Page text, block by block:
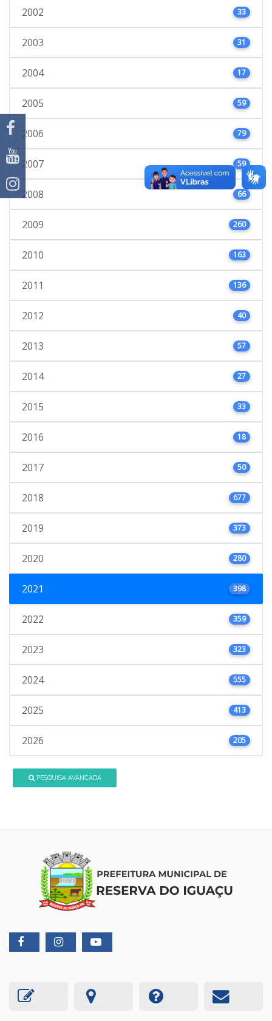
2002 33
2003 31
2004 17
2005 59
2006 79
2007 59
2008 66
2009 260
2010 163
2011 136
2012 40
2013 57
2014 27
2015 33
2016 18
2017 50
2018 677
2019 373
2020 280
2021 398
2022 359
2023 323
2024 555
2025 413
2026 205
PESQUISA AVANÇADA